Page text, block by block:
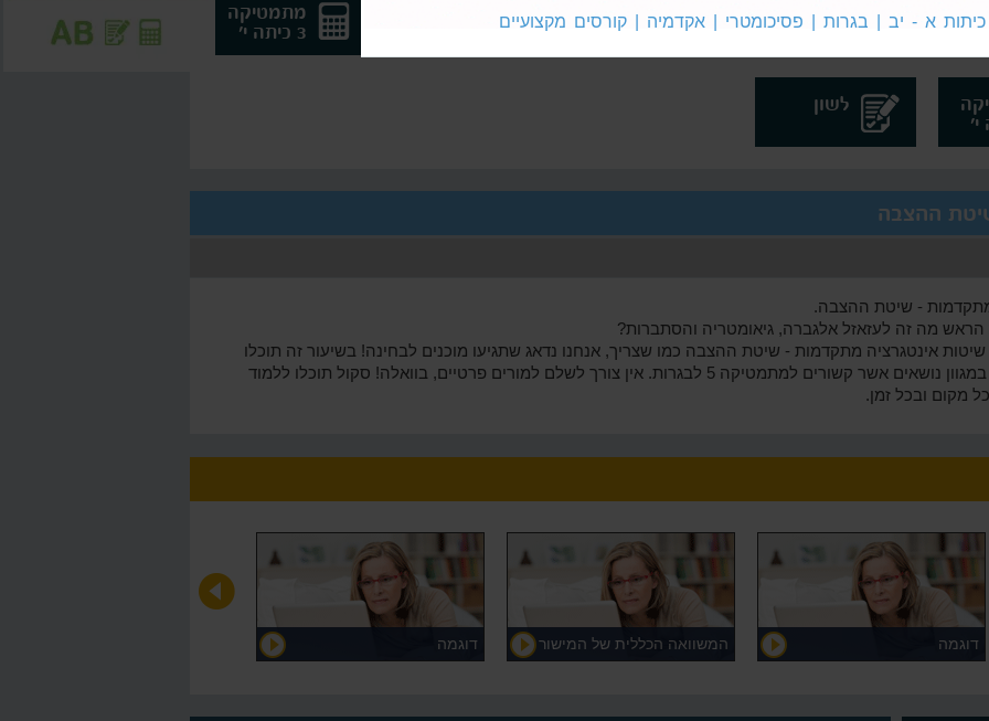
מתמטיקה
5 לבגרות
אנגלית 4
לבגרות
מתמטיקה
3 כיתה י'
לשון
ההצבה
מתקדמות - שיטת ההצבה.
מה זה לעזאזל אלגברה, גיאומטריה והסתברות?
אינטגרציה מתקדמות - שיטת ההצבה כמו שצריך, אנחנו נדאג שתגיעו מוכנים לבחינה! בשיעור זה תוכלו
למצוא הסברים נרחבים הכוללים תרגול במגוון נושאים אשר קשורים למתמטיקה 5 לבגרות. אין צורך לשלם למורים פרטיים, בוואלה! סקול תוכלו ללמוד
מקום ובכל זמן.
דוגמה המשוואה הכללית של המישור דוגמה
כיתות א - יב | בגרות | פסיכומטרי | אקדמיה | קורסים מקצועיים